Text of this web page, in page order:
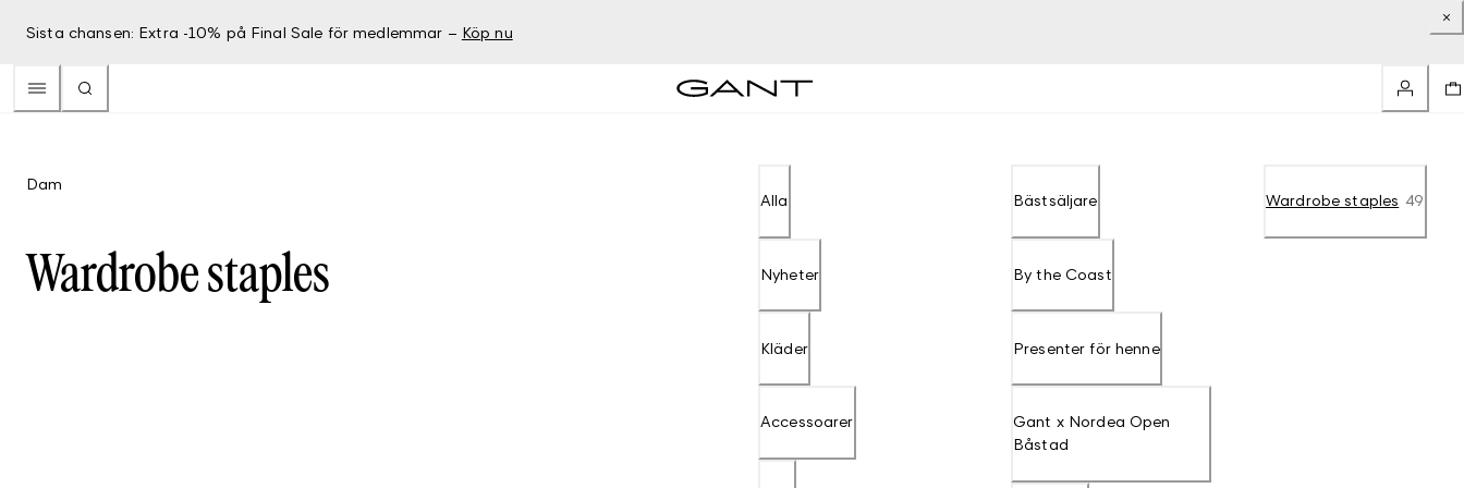
Sista chansen: Extra -10% på Final Sale för medlemmar – Köp nu
Dam
Wardrobe staples
Alla
Nyheter
Kläder
Accessoarer
Bästsäljare
By the Coast
Presenter för henne
Gant x Nordea Open
Båstad
Wardrobe staples 49